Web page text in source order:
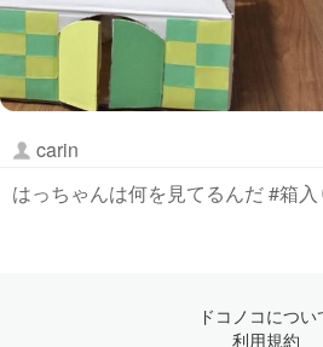
carin
はっちゃんは何を見てるんだ #箱
ドコノコについ
利用規約